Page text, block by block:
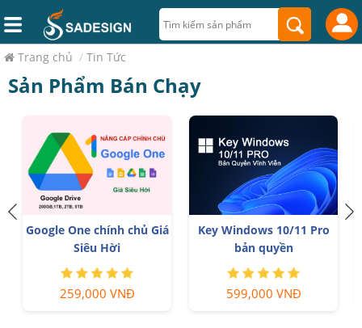
Trang chủ / Tin Tức
Sản Phẩm Bán Chạy
Google One chính chủ Giá
Siêu Hời
259,000 VNĐ
Key Windows 10/11 Pro
bản quyền
599,000 VNĐ